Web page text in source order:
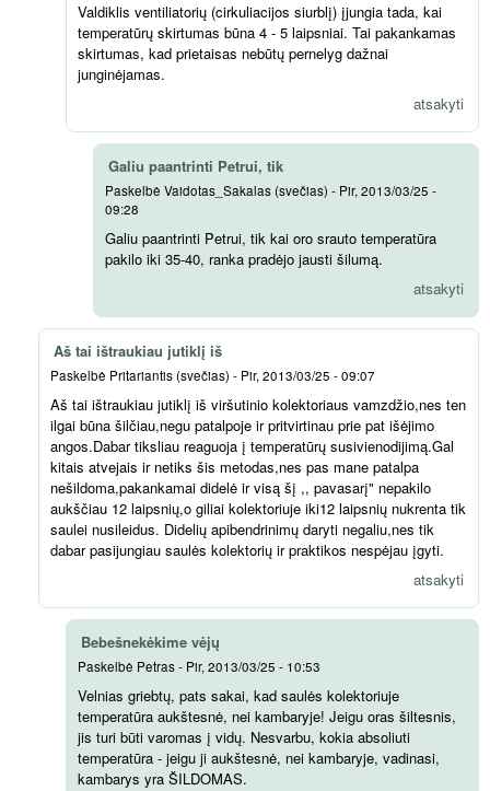
Valdiklis ventiliatorių (cirkuliacijos siurblį) įjungia tada, kai
temperatūrų skirtumas būna 4 - 5 laipsniai. Tai pakankamas
skirtumas, kad prietaisas nebūtų pernelyg dažnai
junginėjamas.
atsakyti
Galiu paantrinti Petrui, tik
Paskelbė Vaidotas_Sakalas (svečias) - Pir, 2013/03/25 -
09:28
Galiu paantrinti Petrui, tik kai oro srauto temperatūra
pakilo iki 35-40, ranka pradėjo jausti šilumą.
atsakyti
Aš tai ištraukiau jutiklį iš
Paskelbė Pritariantis (svečias) - Pir, 2013/03/25 - 09:07
Aš tai ištraukiau jutiklį iš viršutinio kolektoriaus vamzdžio,nes ten
ilgai būna šilčiau,negu patalpoje ir pritvirtinau prie pat išėjimo
angos.Dabar tiksliau reaguoja į temperatūrų susivienodijimą.Gal
kitais atvejais ir netiks šis metodas,nes pas mane patalpa
nešildoma,pakankamai didelė ir visą šį ,, pavasarį" nepakilo
aukščiau 12 laipsnių,o giliai kolektoriuje iki12 laipsnių nukrenta tik
saulei nusileidus. Didelių apibendrinimų daryti negaliu,nes tik
dabar pasijungiau saulės kolektorių ir praktikos nespėjau įgyti.
atsakyti
Bebešnekėkime vėjų
Paskelbė Petras- Pir, 2013/03/25 - 10:53
Velnias griebtų, pats sakai, kad saulės kolektoriuje
temperatūra aukštesnė, nei kambaryje! Jeigu oras šiltesnis,
jis turi būti varomas į vidų. Nesvarbu, kokia absoliuti
temperatūra - jeigu ji aukštesnė, nei kambaryje, vadinasi,
kambarys yra ŠILDOMAS.